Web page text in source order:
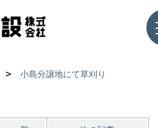
小島分譲地にて草刈り